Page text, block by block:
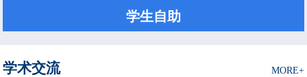
学生自助
MORE+
学术交流